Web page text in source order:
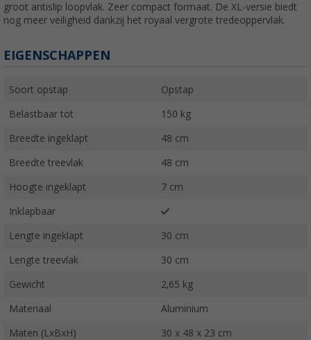
groot antislip loopvlak. Zeer compact formaat. De XL-versie biedt
nog meer veiligheid dankzij het royaal vergrote tredeoppervlak.
EIGENSCHAPPEN
Soort opstap Opstap
Belastbaar tot 150 kg
Breedte ingeklapt 48 cm
Breedte treevlak 48 cm
Hoogte ingeklapt 7 cm
Inklapbaar
Lengte ingeklapt 30 cm
Lengte treevlak 30 cm
Gewicht 2,65 kg
Materiaal Aluminium
Maten (LxBxH) 30 x 48 x 23 cm